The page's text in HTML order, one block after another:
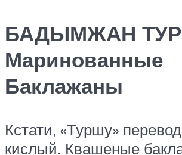
БАДЫМЖАН
Маринованные
Баклажаны
Кстати, «Туршу»
кислый. Квашеные